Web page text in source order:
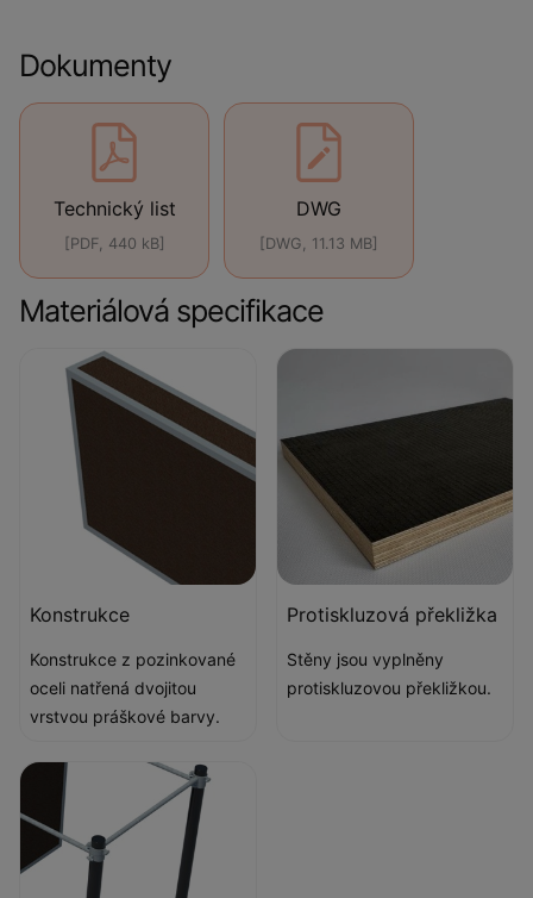
Dokumenty
Technický list
[PDF, 440 kB]
DWG
[DWG, 11.13 MB]
Materiálová specifikace
Konstrukce
Konstrukce z pozinkované
oceli natřená dvojitou
vrstvou práškové barvy.
Protiskluzová překližka
Stěny jsou vyplněny
protiskluzovou překližkou.